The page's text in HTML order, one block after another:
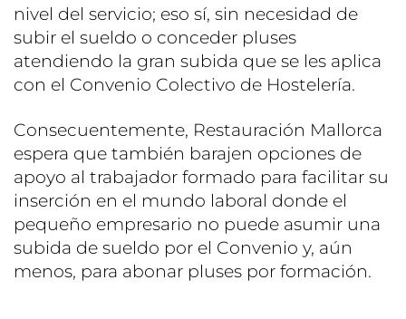
nivel del servicio; eso sí, sin necesidad de
subir el sueldo o conceder pluses
atendiendo la gran subida que se les aplica
con el Convenio Colectivo de Hostelería.
Consecuentemente, Restauración Mallorca
espera que también barajen opciones de
apoyo al trabajador formado para facilitar su
inserción en el mundo laboral donde el
pequeño empresario no puede asumir una
subida de sueldo por el Convenio y, aún
menos, para abonar pluses por formación.